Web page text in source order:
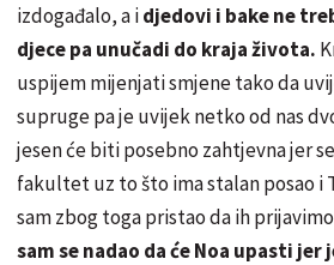
izdogađalo, a idjedovi i bake ne
djece pa unučadi do kraja života.
uspijem mijenjati smjene tako da
supruge pa je uvijek netko od nas
jesen će biti posebno zahtjevna jer
fakultet uz to što ima stalan posao i
sam zbog toga pristao da ih
sam se nadao da će Noa upasti